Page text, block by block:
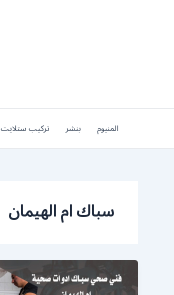
المنيوم بنشر تركيب ستلايت
سباك ام الهيمان